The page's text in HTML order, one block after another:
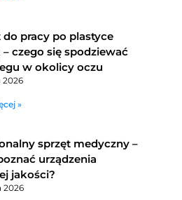
pracy po plastyce
czego się spodziewać
w okolicy oczu
2026
»
sprzęt medyczny –
urządzenia
jakości?
2026